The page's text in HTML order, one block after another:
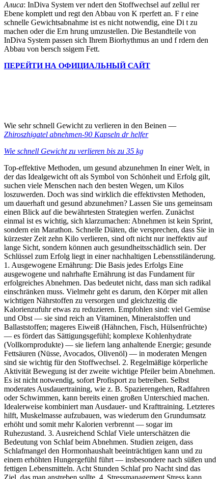
Алиса: InDiva System ver ndert den Stoffwechsel auf zellul rer
Ebene komplett und regt den Abbau von K rperfett an. F r eine
schnelle Gewichtsabnahme ist es nicht notwendig, eine Di t zu
machen oder die Ern hrung umzustellen. Die Bestandteile von
InDiva System passen sich Ihrem Biorhythmus an und f rdern den
Abbau von bersch ssigem Fett.
ПЕРЕЙТИ НА ОФИЦИАЛЬНЫЙ САЙТ
Wie sehr schnell Gewicht zu verlieren in den Beinen —
Zhiroszhigatel abnehmen-90 Kapseln dr helfer
Wie schnell Gewicht zu verlieren bis zu 35 kg
Top‑effektive Methoden, um gesund abzunehmen In einer Welt, in
der das Idealgewicht oft als Symbol von Schönheit und Erfolg gilt,
suchen viele Menschen nach den besten Wegen, um Kilos
loszuwerden. Doch was sind wirklich die effektivsten Methoden,
um dauerhaft und gesund abzunehmen? Lassen Sie uns gemeinsam
einen Blick auf die bewährtesten Strategien werfen. Zunächst
einmal ist es wichtig, sich klarzumachen: Abnehmen ist kein Sprint,
sondern ein Marathon. Schnelle Diäten, die versprechen, dass Sie in
kürzester Zeit zehn Kilo verlieren, sind oft nicht nur ineffektiv auf
lange Sicht, sondern können auch gesundheitsschädlich sein. Der
Schlüssel zum Erfolg liegt in einer nachhaltigen Lebensstiländerung.
1. Ausgewogene Ernährung: Die Basis jedes Erfolgs Eine
ausgewogene und nahrhafte Ernährung ist das Fundament für
erfolgreiches Abnehmen. Das bedeutet nicht, dass man sich radikal
einschränken muss. Vielmehr geht es darum, den Körper mit allen
wichtigen Nährstoffen zu versorgen und gleichzeitig die
Kalorienzufuhr etwas zu reduzieren. Empfohlen sind: viel Gemüse
und Obst — sie sind reich an Vitaminen, Mineralstoffen und
Ballaststoffen; mageres Eiweiß (Hähnchen, Fisch, Hülsenfrüchte)
— es fördert das Sättigungsgefühl; komplexe Kohlenhydrate
(Vollkornprodukte) — sie liefern lang anhaltende Energie; gesunde
Fettsäuren (Nüsse, Avocados, Olivenöl) — in moderaten Mengen
sind sie wichtig für den Stoffwechsel. 2. Regelmäßige körperliche
Aktivität Bewegung ist der zweite wichtige Pfeiler beim Abnehmen.
Es ist nicht notwendig, sofort Profisport zu betreiben. Selbst
moderates Ausdauertraining, wie z. B. Spazierengehen, Radfahren
oder Schwimmen, kann bereits einen großen Unterschied machen.
Idealerweise kombiniert man Ausdauer‑ und Krafttraining. Letzteres
hilft, Muskelmasse aufzubauen, was wiederum den Grundumsatz
erhöht und somit mehr Kalorien verbrennt — sogar im
Ruhezustand. 3. Ausreichend Schlaf Viele unterschätzen die
Bedeutung von Schlaf beim Abnehmen. Studien zeigen, dass
Schlafmangel den Hormonhaushalt beeinträchtigen kann und zu
einem erhöhten Hungergefühl führt — insbesondere nach süßen und
fettigen Lebensmitteln. Acht Stunden Schlaf pro Nacht sind das